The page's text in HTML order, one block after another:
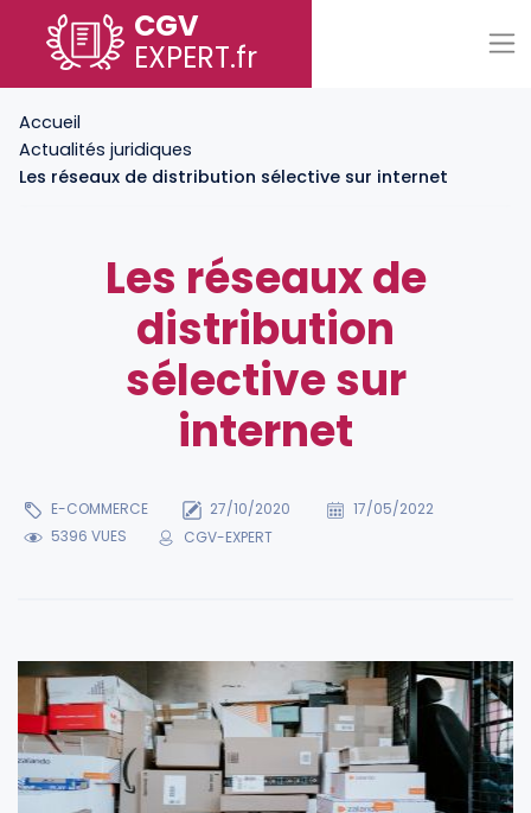
CGV
EXPERT.fr
Accueil
Actualités juridiques
Les réseaux de distribution sélective sur internet
Les réseaux de
distribution
sélective sur
internet
E-COMMERCE 27/10/2020
17/05/2022
5396 VUES
CGV-EXPERT